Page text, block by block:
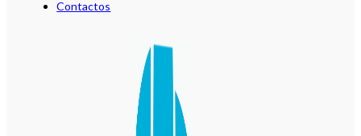
Contactos